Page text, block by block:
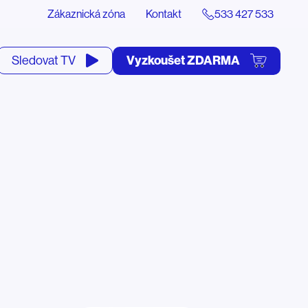
Zákaznická zóna Kontakt 533 427 533
Sledovat TV Vyzkoušet ZDARMA